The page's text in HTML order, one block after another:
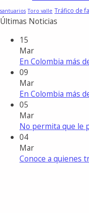
santuarios Toro valle Tráfico de
Últimas Noticias
15
Mar
En Colombia más
09
Mar
En Colombia más
05
Mar
No permita que le
04
Mar
Conoce a quienes